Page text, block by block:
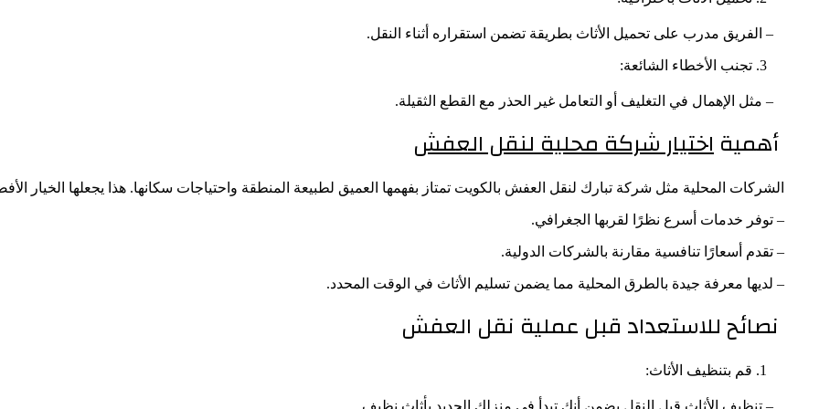
– الفريق مدرب على تحميل الأثاث بطريقة تضمن استقراره أثناء النقل.
تجنب الأخطاء الشائعة:
– مثل الإهمال في التغليف أو التعامل غير الحذر مع القطع الثقيلة.
أهميةاختيار شركة محلية لنقل العفش
الشركات المحلية مثل شركة تبارك لنقل العفش بالكويت تمتاز بفهمها العميق لطبيعة المنطقة واحتياجات سكانها. هذا يجعلها الخيار
– توفر خدمات أسرع نظرًا لقربها الجغرافي.
– تقدم أسعارًا تنافسية مقارنة بالشركات الدولية.
– لديها معرفة جيدة بالطرق المحلية مما يضمن تسليم الأثاث في الوقت المحدد.
نصائح للاستعداد قبل عملية نقل العفش
قم بتنظيف الأثاث:
– تنظيف الأثاث قبل النقل يضمن أنك تبدأ في منزلك الجديد بأثاث نظيف.